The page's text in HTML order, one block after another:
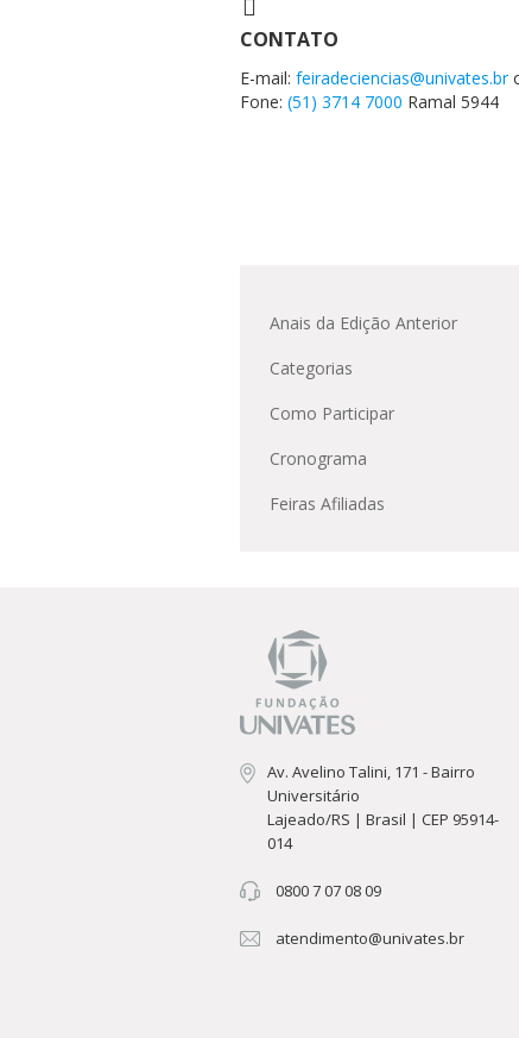
CONTATO
E-mail: feiradeciencias@univates.br
Fone: (51) 3714 7000 Ramal 5944
Anais da Edição Anterior
Categorias
Como Participar
Cronograma
Feiras Afiliadas
Av. Avelino Talini, 171 - Bairro
Universitário
Lajeado/RS | Brasil | CEP 95914-
014
0800 7 07 08 09
atendimento@univates.br